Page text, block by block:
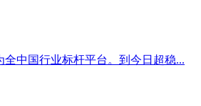
中国行业标杆平台。到今日超稳...